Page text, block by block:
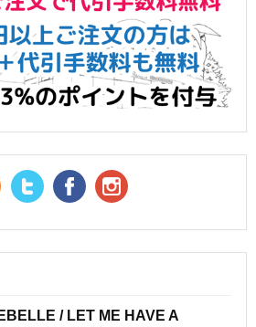
RSS Feed
Twitter Facebook
/ LET ME HAVE A